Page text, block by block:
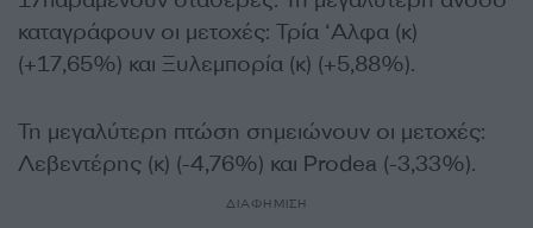
καταγράφουν οι μετοχές: Τρία ‘Αλφα (κ)
(+17,65%) και Ξυλεμπορία (κ) (+5,88%).
Τη μεγαλύτερη πτώση σημειώνουν οι μετοχές:
Λεβεντέρης (κ) (-4,76%) και Prodea (-3,33%).
ΔΙΑΦΗΜΙΣΗ